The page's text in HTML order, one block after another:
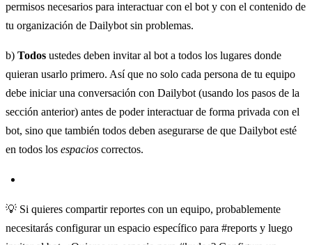
permisos necesarios para interactuar con el bot y con el contenido de
tu organización de Dailybot sin problemas.
b) Todos ustedes deben invitar al bot a todos los lugares donde
quieran usarlo primero. Así que no solo cada persona de tu equipo
debe iniciar una conversación con Dailybot (usando los pasos de la
sección anterior) antes de poder interactuar de forma privada con el
bot, sino que también todos deben asegurarse de que Dailybot esté
en todos los espacios correctos.
💡 Si quieres compartir reportes con un equipo, probablemente
necesitarás configurar un espacio específico para #reports y luego